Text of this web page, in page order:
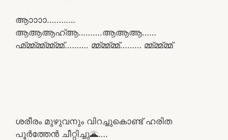
ആാാാാ…………
ആആആഹ്ആ……….ആആആ……
ഹ്മ്മ്മ്മ്മ്മ്മ്മ്മ്………. മ്മ്മ്മ്മ്മ്……… മ്മ്മ്മ്മ്മ്
ശരീരം മുഴുവനും വിറച്ചുകൊണ്ട് ഹരിത
പൂർത്തേൻ ചീറ്റിച്ചു🌋….